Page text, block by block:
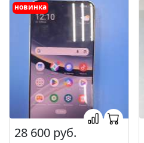
новинка
28 600 руб.